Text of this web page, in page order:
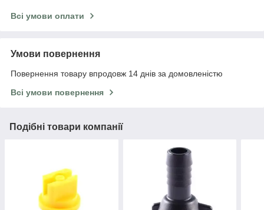
Всі умови оплати
Умови повернення
Повернення товару впродовж 14 днів за домовленістю
Всі умови повернення
Подібні товари компанії